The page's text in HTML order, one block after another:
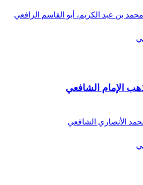
بن عبد الكريم، أبو القاسم الرافعي
الإمام الشافعي
الأنصاري الشافعي